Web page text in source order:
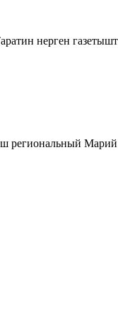
нерген